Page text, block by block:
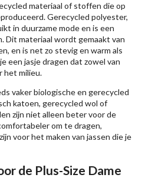
materiaal of stoffen die op
Gerecycled polyester,
in duurzame mode en is een
Dit materiaal wordt gemaakt van
en is net zo stevig en warm als
een jasje dragen dat zowel van
het milieu.
vaker biologische en gerecycled
katoen, gerecycled wol of
zijn niet alleen beter voor de
om te dragen,
voor het maken van jassen die je
de Plus-Size Dame